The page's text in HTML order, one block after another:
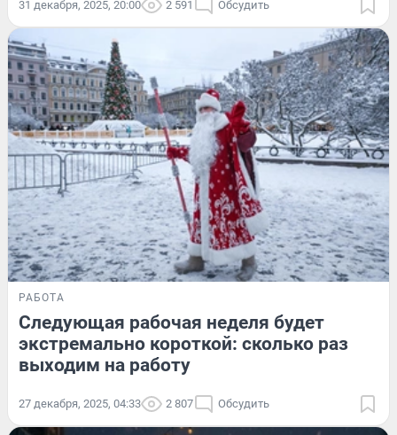
31 декабря, 2025, 20:00 2 591 Обсудить
РАБОТА
Следующая рабочая неделя будет
экстремально короткой: сколько раз
выходим на работу
27 декабря, 2025, 04:33 2 807 Обсудить